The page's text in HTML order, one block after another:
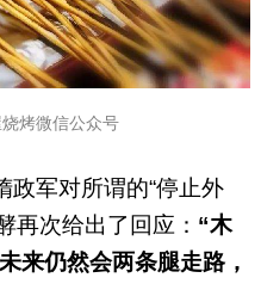
烤微信公众号
政军对所谓的“停止外
再次给出了回应： “木
来仍然会两条腿走路，